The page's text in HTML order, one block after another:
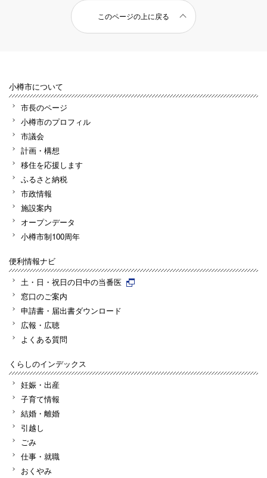
このページの上に戻る
小樽市について
市長のページ
小樽市のプロフィル
市議会
計画・構想
移住を応援します
ふるさと納税
市政情報
施設案内
オープンデータ
小樽市制100周年
便利情報ナビ
土・日・祝日の日中の当番医
窓口のご案内
申請書・届出書ダウンロード
広報・広聴
よくある質問
くらしのインデックス
妊娠・出産
子育て情報
結婚・離婚
引越し
ごみ
仕事・就職
おくやみ